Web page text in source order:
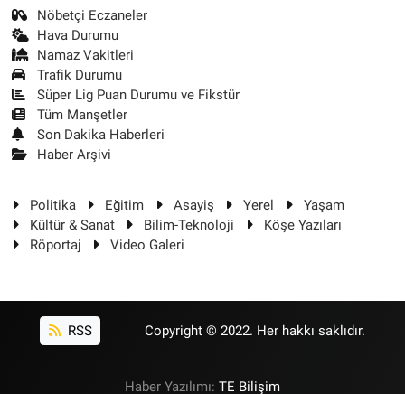
Nöbetçi Eczaneler
Hava Durumu
Namaz Vakitleri
Trafik Durumu
Süper Lig Puan Durumu ve Fikstür
Tüm Manşetler
Son Dakika Haberleri
Haber Arşivi
Politika Eğitim Asayiş Yerel
Yaşam
Kültür & Sanat
Bilim-Teknoloji
Köşe Yazıları
Röportaj
Video Galeri
RSS Copyright © 2022. Her hakkı saklıdır.
Haber Yazılımı: TE Bilişim